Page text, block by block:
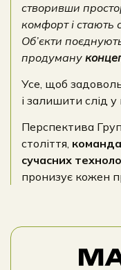
створивши
комфорт і стають
Об’єкти
продуману
Усе, щоб
і залишити слід у
Перспектива
століття,
сучасних
пронизує кожен